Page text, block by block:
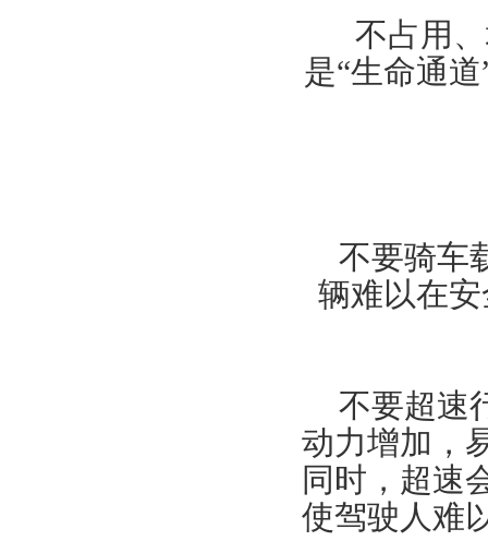
不占用
是“生命通
不要骑车
辆难以在
不要超速
动力增加，
同时，超速
使驾驶人难